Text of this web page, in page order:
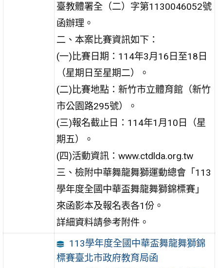
臺教體署全（二）字第1130046052號
函辦理。
二、本案比賽資訊如下：
(一)比賽日期：114年3月16日至18日
（星期日至星期二）。
(二)比賽地點：新竹市立體育館（新竹
市公園路295號）。
(三)報名截止日：114年1月10日（星
期五）。
(四)活動資訊：www.ctdlda.org.tw
三、檢附中華舞龍舞獅運動總會「113
學年度全國中華盃舞龍舞獅錦標賽」
來函影本及報名表各1份。
詳細資料請參考附件。
113學年度全國中華盃舞龍舞獅錦
標賽臺北市政府教育局函